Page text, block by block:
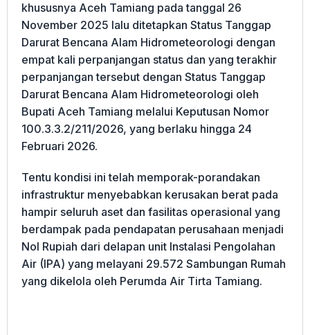
khususnya Aceh Tamiang pada tanggal 26
November 2025 lalu ditetapkan Status Tanggap
Darurat Bencana Alam Hidrometeorologi dengan
empat kali perpanjangan status dan yang terakhir
perpanjangan tersebut dengan Status Tanggap
Darurat Bencana Alam Hidrometeorologi oleh
Bupati Aceh Tamiang melalui Keputusan Nomor
100.3.3.2/211/2026, yang berlaku hingga 24
Februari 2026.
Tentu kondisi ini telah memporak-porandakan
infrastruktur menyebabkan kerusakan berat pada
hampir seluruh aset dan fasilitas operasional yang
berdampak pada pendapatan perusahaan menjadi
Nol Rupiah dari delapan unit Instalasi Pengolahan
Air (IPA) yang melayani 29.572 Sambungan Rumah
yang dikelola oleh Perumda Air Tirta Tamiang.